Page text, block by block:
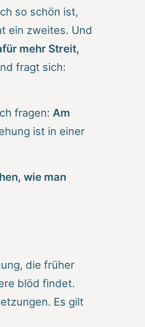
so schön ist,
ein zweites. Und
mehr Streit,
fragt sich:
fragen: Am
ist in einer
wie man
die früher
blöd findet.
Es gilt